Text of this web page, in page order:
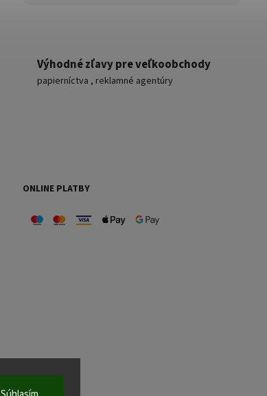
Výhodné zľavy pre veľkoobchody
papierníctva , reklamné agentúry
ONLINE PLATBY